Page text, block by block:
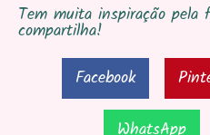
Tem muita inspiração
compartilha!
Facebook